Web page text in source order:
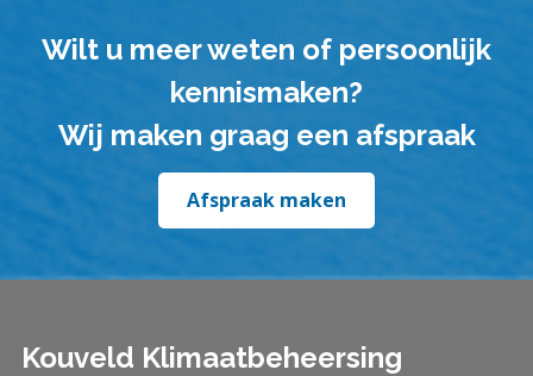
Wilt u meer weten of persoonlijk
kennismaken?
Wij maken graag een afspraak
Afspraak maken
Kouveld Klimaatbeheersing